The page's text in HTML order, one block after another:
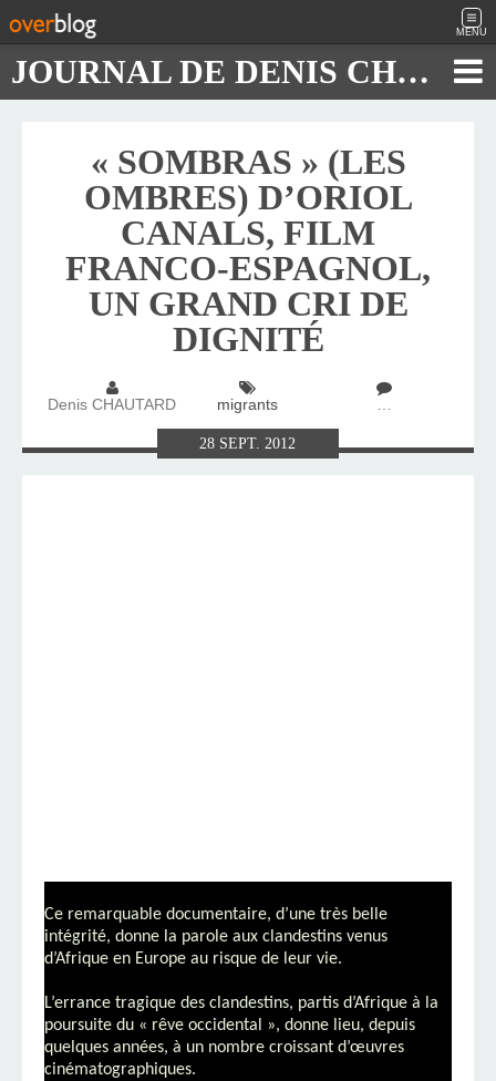
MENU
JOURNAL DE DENIS CHAUTARD
« SOMBRAS » (LES
OMBRES) D’ORIOL
CANALS, FILM
FRANCO-ESPAGNOL,
UN GRAND CRI DE
DIGNITÉ
Denis CHAUTARD migrants …
28 SEPT.2012
Ce remarquable documentaire, d’une très belle
intégrité, donne la parole aux clandestins venus
d’Afrique en Europe au risque de leur vie.
L’errance tragique des clandestins, partis d’Afrique à la
poursuite du « rêve occidental », donne lieu, depuis
quelques années, à un nombre croissant d’œuvres
cinématographiques.